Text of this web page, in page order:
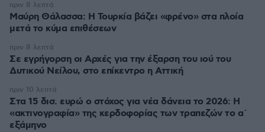
Μαύρη Θάλασσα: Η Τουρκία βάζει «φρένο» στα πλοία
μετά το κύμα επιθέσεων
πριν 8 λεπτά
Σε εγρήγορση οι Αρχές για την έξαρση του ιού του
Δυτικού Νείλου, στο επίκεντρο η Αττική
πριν 8 λεπτά
Στα 15 δισ. ευρώ ο στόχος για νέα δάνεια το 2026: Η
«ακτινογραφία» της κερδοφορίας των τραπεζών το α΄
εξάμηνο
πριν 10 λεπτά